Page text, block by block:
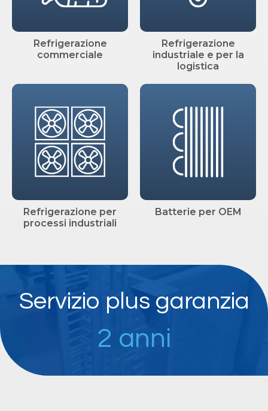
Refrigerazione
commerciale
Refrigerazione
industriale e per la
logistica
Refrigerazione per
processi industriali
Batterie per OEM
Servizio plus garanzia
2 anni